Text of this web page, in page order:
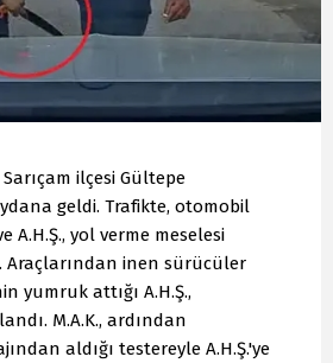
ilçesi Gültepe
geldi. Trafikte, otomobil
A.H.Ş., yol verme meselesi
Araçlarından inen sürücüler
yumruk attığı A.H.Ş.,
M.A.K., ardından
aldığı testereyle A.H.Ş.'ye